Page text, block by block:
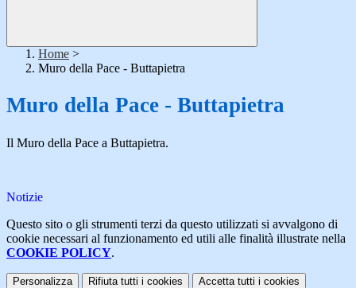
Home >
Muro della Pace - Buttapietra
Muro della Pace - Buttapietra
Il Muro della Pace a Buttapietra.
Notizie
Questo sito o gli strumenti terzi da questo utilizzati si avvalgono di
cookie necessari al funzionamento ed utili alle finalità illustrate nella
COOKIE POLICY.
Personalizza Rifiuta tutti i cookies Accetta tutti i cookies